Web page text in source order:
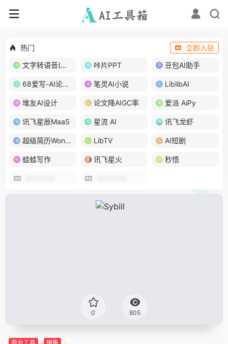
热门
立即入驻
文字转语音(琅琅配音)
咔片PPT 豆包AI助手
68爱写-AI论文写作 笔灵AI小说 LiblibAI
堆友AI设计 论文降AIGC率 爱派 AiPy
讯飞星辰MaaS 星流 AI 讯飞龙虾
超级简历WonderCV LibTV AI短剧
蛙蛙写作 讯飞星火 秒悟
0 805